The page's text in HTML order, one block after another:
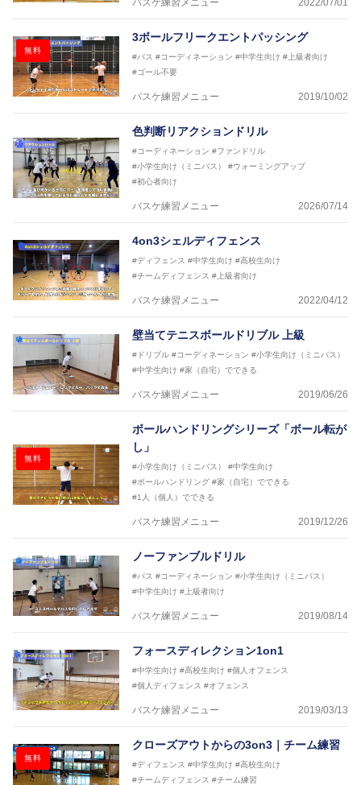
バスケ練習メニュー 2022/07/01
無料
3ボールフリークエントパッシング
#パス #コーディネーション #中学生向け #上級者向け
#ゴール不要
バスケ練習メニュー 2019/10/02
色判断リアクションドリル
#コーディネーション #ファンドリル
#小学生向け（ミニバス）
#ウォーミングアップ
#初心者向け
バスケ練習メニュー 2026/07/14
4on3シェルディフェンス
#ディフェンス #中学生向け #高校生向け
#チームディフェンス #上級者向け
バスケ練習メニュー 2022/04/12
壁当てテニスボールドリブル 上級
#ドリブル #コーディネーション #小学生向け（ミニバス）
#中学生向け #家（自宅）でできる
バスケ練習メニュー 2019/06/26
無料
ボールハンドリングシリーズ「ボール転が
し」
#小学生向け（ミニバス）
#中学生向け
#ボールハンドリング #家（自宅）でできる
#1人（個人）でできる
バスケ練習メニュー 2019/12/26
ノーファンブルドリル
#パス #コーディネーション #小学生向け（ミニバス）
#中学生向け #上級者向け
バスケ練習メニュー 2019/08/14
フォースディレクション1on1
#中学生向け #高校生向け #個人オフェンス
#個人ディフェンス #オフェンス
バスケ練習メニュー 2019/03/13
無料
クローズアウトからの3on3｜チーム練習
#ディフェンス #中学生向け #高校生向け
#チームディフェンス #チーム練習